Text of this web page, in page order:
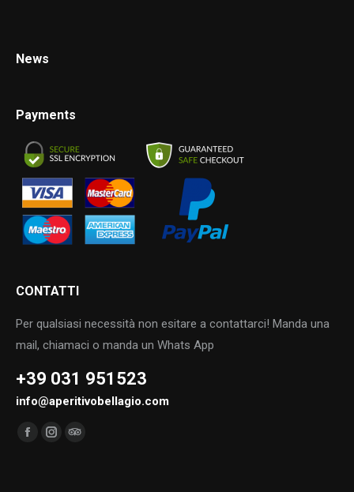
News
Payments
CONTATTI
Per qualsiasi necessità non esitare a contattarci! Manda una
mail, chiamaci o manda un Whats App
+39 031 951523
info@aperitivobellagio.com
Find us on:
FacebookInstagram